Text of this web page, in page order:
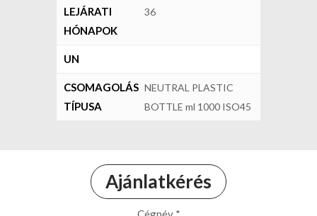
LEJÁRATI
HÓNAPOK
36
UN
CSOMAGOLÁS
TÍPUSA
NEUTRAL PLASTIC
BOTTLE ml 1000 ISO45
Ajánlatkérés